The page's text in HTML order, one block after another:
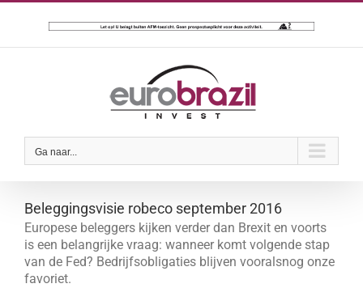
Ga
Ga naar...
Beleggingsvisie robeco september 2016
Europese beleggers kijken verder dan Brexit en voorts
is een belangrijke vraag: wanneer komt volgende stap
van de Fed? Bedrijfsobligaties blijven vooralsnog onze
favoriet.